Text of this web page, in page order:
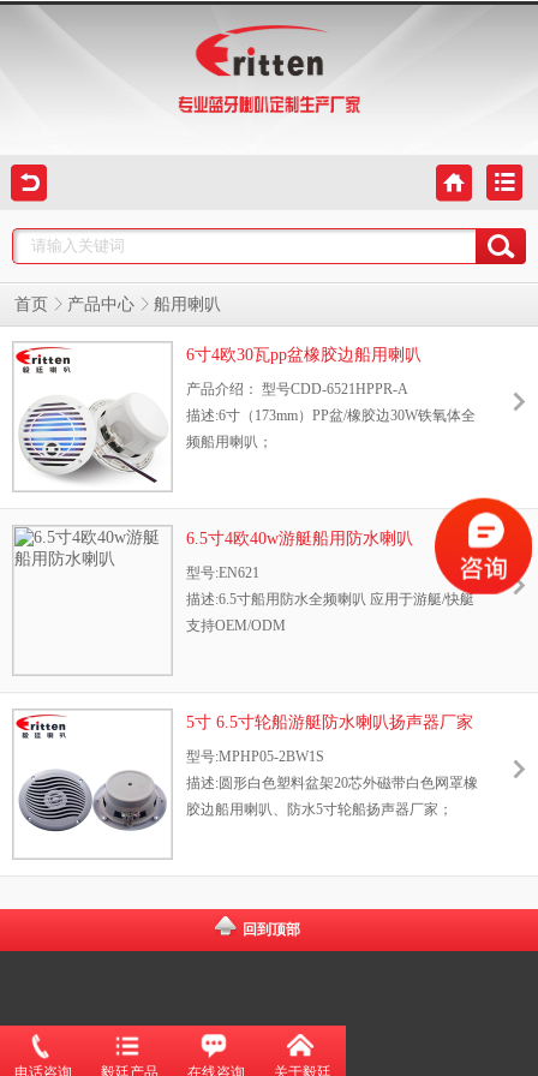
首页 产品中心 船用喇叭
6寸4欧30瓦pp盆橡胶边船用喇叭
产品介绍： 型号CDD-6521HPPR-A
描述:6寸（173mm）PP盆/橡胶边30W铁氧体全
频船用喇叭；
6.5寸4欧40w游艇船用防水喇叭
型号:EN621
描述:6.5寸船用防水全频喇叭 应用于游艇/快艇
支持OEM/ODM
5寸 6.5寸轮船游艇防水喇叭扬声器厂家
型号:MPHP05-2BW1S
描述:圆形白色塑料盆架20芯外磁带白色网罩橡
胶边船用喇叭、防水5寸轮船扬声器厂家；
回到顶部
电话咨询 毅廷产品 在线咨询 关于毅廷